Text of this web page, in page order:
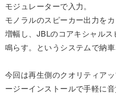
モジュレーターで入力。
モノラルのスピーカー出力を
増幅し、JBLのコアキシャル
鳴らす。というシステムで納
今回は再生側のクオリティア
ージーインストールで手軽に